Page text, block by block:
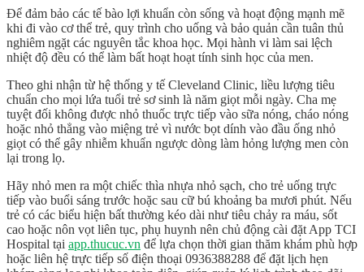
Để đảm bảo các tế bào lợi khuẩn còn sống và hoạt động mạnh mẽ
khi đi vào cơ thể trẻ, quy trình cho uống và bảo quản cần tuân thủ
nghiêm ngặt các nguyên tắc khoa học. Mọi hành vi làm sai lệch
nhiệt độ đều có thể làm bất hoạt hoạt tính sinh học của men.
Theo ghi nhận từ hệ thống y tế Cleveland Clinic, liều lượng tiêu
chuẩn cho mọi lứa tuổi trẻ sơ sinh là năm giọt mỗi ngày. Cha mẹ
tuyệt đối không được nhỏ thuốc trực tiếp vào sữa nóng, cháo nóng
hoặc nhỏ thẳng vào miệng trẻ vì nước bọt dính vào đầu ống nhỏ
giọt có thể gây nhiễm khuẩn ngược dòng làm hỏng lượng men còn
lại trong lọ.
Hãy nhỏ men ra một chiếc thìa nhựa nhỏ sạch, cho trẻ uống trực
tiếp vào buổi sáng trước hoặc sau cữ bú khoảng ba mươi phút. Nếu
trẻ có các biểu hiện bất thường kéo dài như tiêu chảy ra máu, sốt
cao hoặc nôn vọt liên tục, phụ huynh nên chủ động cài đặtApp TCI
Hospital tại app.thucuc.vn để lựa chọn thời gian thăm khám phù hợp
hoặc liên hệ trực tiếp số điện thoại 0936388288 để đặt lịch hẹn